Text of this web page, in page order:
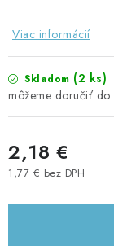
Viac informácií
Skladom (2 ks)
2,18 €
1,77 € bez DPH